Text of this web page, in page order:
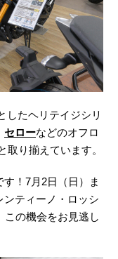
したヘリテイジシリ
セローなどのオフロ
り揃えています。
！7月2日（日）ま
ティーノ・ロッシ
の機会をお見逃し